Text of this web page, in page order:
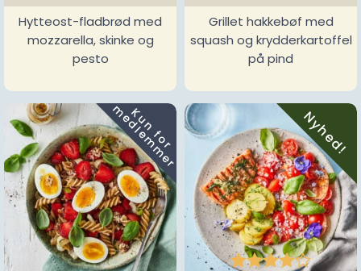
Hytteost-fladbrød med
mozzarella, skinke og
pesto
Grillet hakkebøf med
squash og krydderkartoffel
på pind
K
u
n
f
o
r
m
e
d
l
e
m
m
e
r Nyhed!
